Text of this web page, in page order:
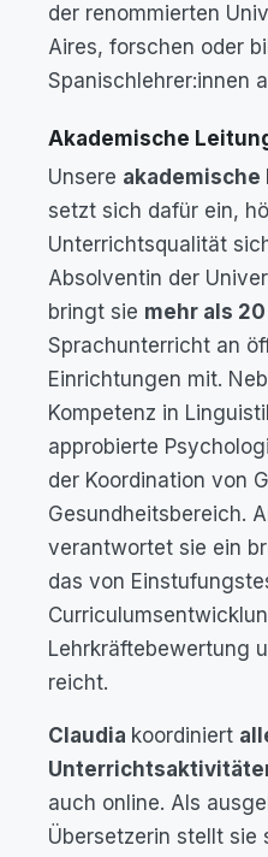
der renommierten
Aires, forschen oder
Spanischlehrer:innen
Akademische
Unsere akademische
setzt sich dafür ein,
Unterrichtsqualität
Absolventin der
bringt sie mehr als
Sprachunterricht an
Einrichtungen mit.
Kompetenz in
approbierte
der Koordination von
Gesundheitsbereich.
verantwortet sie ein
das von
Lehrkräftebewertung
reicht.
Claudia koordiniert
auch online. Als
Übersetzerin stellt sie